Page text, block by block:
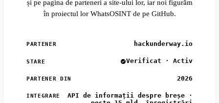
și pe pagina de parteneri a site-ului lor, iar noi figurăm
în proiectul lor WhatsOSINT de pe GitHub.
PARTENER hackunderway.io
STARE Verificat · Activ
PARTENER DIN 2026
INTEGRARE
API de informații despre breșe ·